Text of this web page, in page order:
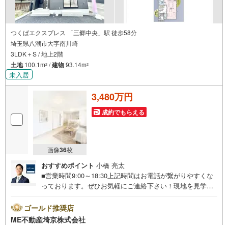
つくばエクスプレス 「三郷中央」駅 徒歩58分
埼玉県八潮市大字南川崎
3LDK＋S / 地上2階
土地100.1m2 /建物93.14m2
未入居
画像36枚
3,480万円
成約でもらえる
おすすめポイント 小橋 亮太
■営業時間9:00～18:30上記時間はお電話が繋がりやすくな
っております。ぜひお気軽にご連絡下さい！現地を見学さ
ご希望の日時をご記入いただけますとスムーズにご案内が
可能です。■ご来店特典1.ご見学、ご来店後にアンケート記
ゴールド推奨店
ME不動産埼京株式会社